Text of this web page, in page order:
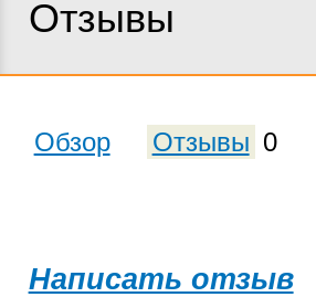
Отзывы
Обзор Отзывы 0
Написать отзыв